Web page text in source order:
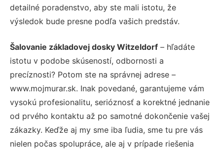
detailné poradenstvo, aby ste mali istotu, že
výsledok bude presne podľa vašich predstáv.
Šalovanie základovej dosky Witzeldorf – hľadáte
istotu v podobe skúseností, odbornosti a
precíznosti? Potom ste na správnej adrese –
www.mojmurar.sk. Inak povedané, garantujeme vám
vysokú profesionalitu, serióznosť a korektné jednanie
od prvého kontaktu až po samotné dokončenie vašej
zákazky. Keďže aj my sme iba ľudia, sme tu pre vás
nielen počas spolupráce, ale aj v prípade riešenia